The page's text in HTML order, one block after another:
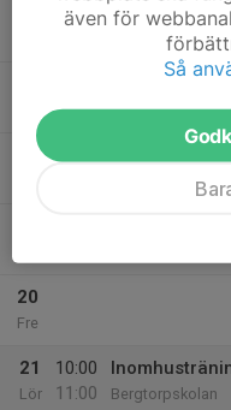
18:45
Supercenter
Supercenter
20
Fre
21
Lör
10:00
11:00
Bergtorpskolan
även för
Så